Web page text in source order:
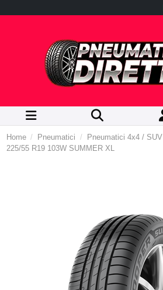
Home Pneumatici Pneumatici 4x4 / SUV
225/55 R19 103W SUMMER XL